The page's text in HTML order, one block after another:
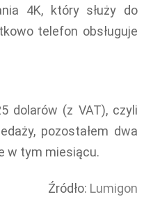
4K, który służy do
telefon obsługuje
dolarów (z VAT), czyli
pozostałem dwa
w tym miesiącu.
Źródło: Lumigon